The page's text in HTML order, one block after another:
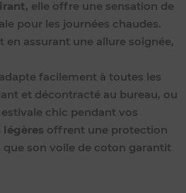
, elle offre une sensation de
pour les journées chaudes.
assurant une allure soignée,
facilement à toutes les
et décontracté au bureau, ou
chic pendant vos
légères offrent une protection
que son voile de coton garantit